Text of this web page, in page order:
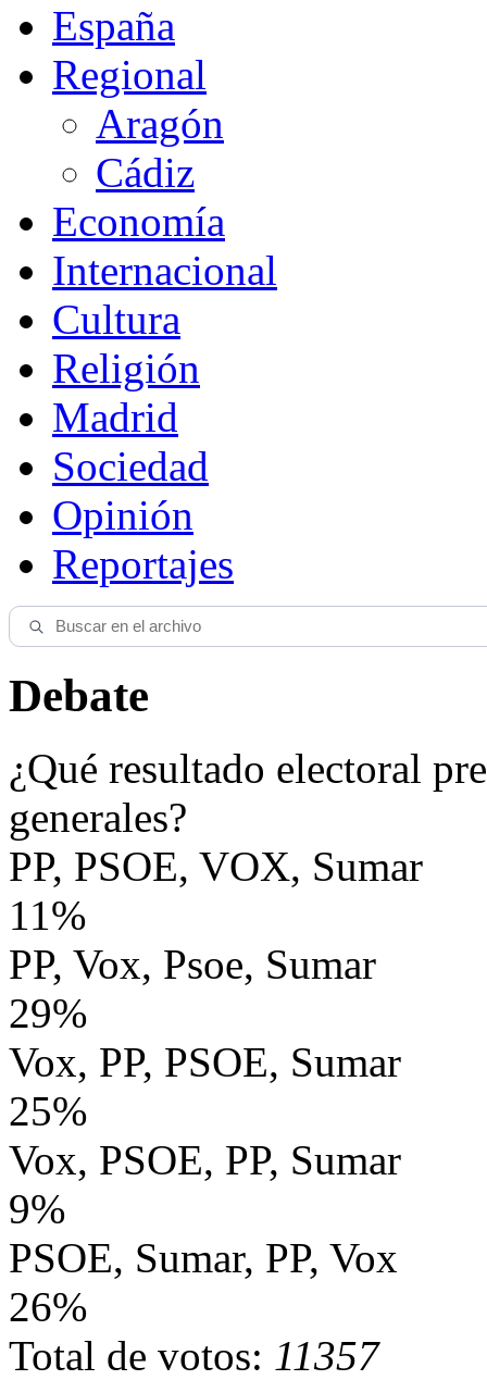
España
Regional
Aragón
Cádiz
Economía
Internacional
Cultura
Religión
Madrid
Sociedad
Opinión
Reportajes
Debate
¿Qué resultado electoral
generales?
PP, PSOE, VOX, Sumar
11%
PP, Vox, Psoe, Sumar
29%
Vox, PP, PSOE, Sumar
25%
Vox, PSOE, PP, Sumar
9%
PSOE, Sumar, PP, Vox
26%
Total de votos: 11357